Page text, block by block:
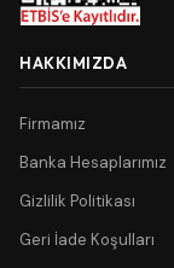
HAKKIMIZDA
Firmamız
Banka Hesaplarımız
Gizlilik Politikası
Geri İade Koşulları